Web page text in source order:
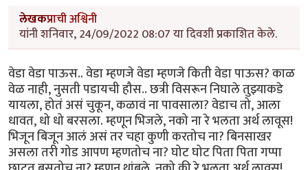
लेखकप्राची अश्विनी
यांनी शनिवार, 24/09/2022 08:07 या दिवशी प्रकाशित केले.
वेडा वेडा पाऊस.. वेडा म्हणजे वेडा म्हणजे किती वेडा पाऊस? काळ
वेळ नाही, नुसती पडायची हौस.. छत्री विसरून निघाले तुझ्याकडे
यायला, होतं असं चुकून, कळावं ना पावसाला? वेडाच तो, आला
धावत, धो धो बरसला. म्हणून भिजले, नको ना रे भलता अर्थ लावूस!
भिजून बिजून आलं असं तर चहा कुणी करतोच ना? बिनसाखर
असला तरी गोड आपण म्हणतोच ना? घोट घोट पिता पिता गप्पा